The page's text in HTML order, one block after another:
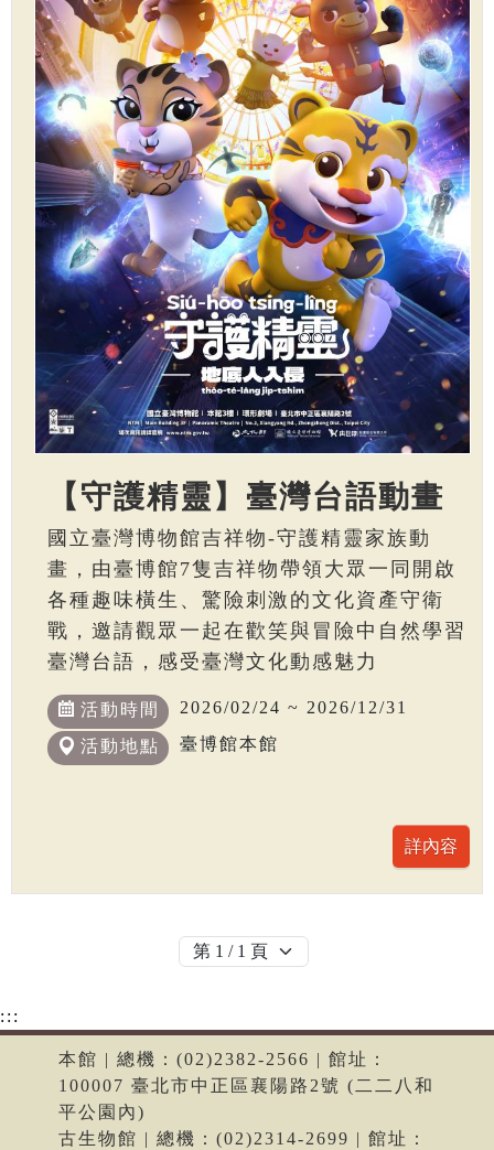
【守護精靈】臺灣台語動畫
國立臺灣博物館吉祥物-守護精靈家族動
畫，由臺博館7隻吉祥物帶領大眾一同開啟
各種趣味橫生、驚險刺激的文化資產守衛
戰，邀請觀眾一起在歡笑與冒險中自然學習
臺灣台語，感受臺灣文化動感魅力
活動時間 2026/02/24 ~ 2026/12/31
活動地點 臺博館本館
:::
本館 | 總機：(02)2382-2566 | 館址：
100007 臺北市中正區襄陽路2號 (二二八和
平公園內)
古生物館 | 總機：(02)2314-2699 | 館址：